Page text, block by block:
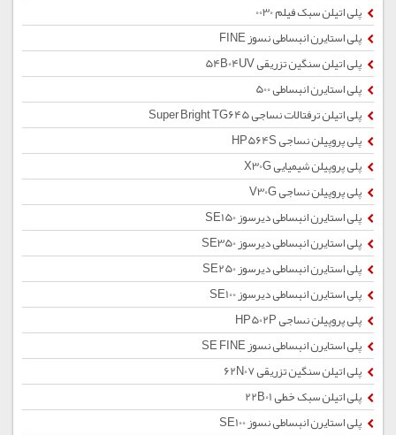
پلی اتیلن سبک فیلم 0030
پلی استایرن انبساطی نسوز FINE
پلی اتیلن سنگین تزریقی 54B04UV
پلی استایرن انبساطی 500
پلی اتیلن ترفتالات نساجی Super Bright TG645
پلی پروپیلن نساجی HP564S
پلی پروپیلن شیمیایی X30G
پلی پروپیلن نساجی V30G
پلی استایرن انبساطی دیرسوز SE150
پلی استایرن انبساطی دیرسوز SE350
پلی استایرن انبساطی دیرسوز SE250
پلی استایرن انبساطی دیرسوز SE100
پلی پروپیلن نساجی HP502P
پلی استایرن انبساطی نسوز SE FINE
پلی اتیلن سنگین تزریقی 62N07
پلی اتیلن سبک خطی 22B01
پلی استایرن انبساطی نسوز SE100